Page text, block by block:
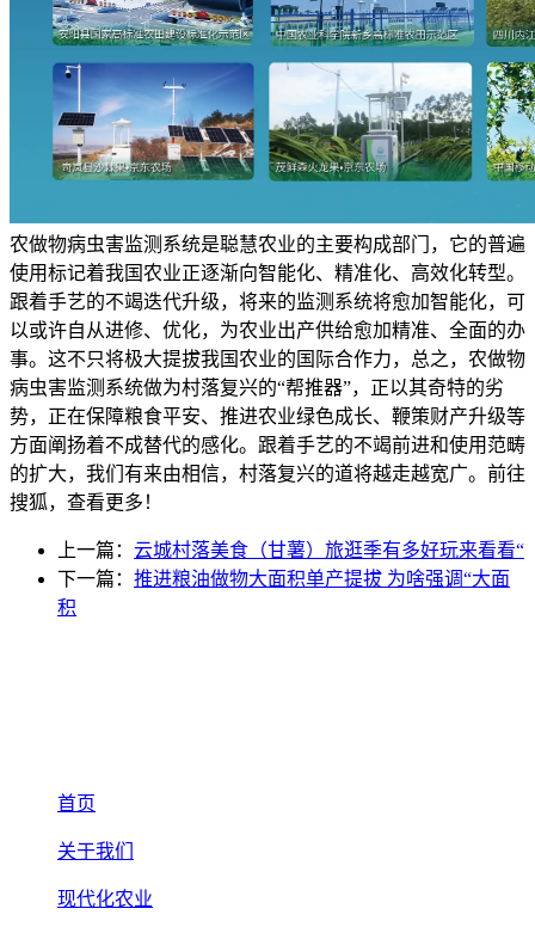
农做物病虫害监测系统是聪慧农业的主要构成部门，它的普遍
使用标记着我国农业正逐渐向智能化、精准化、高效化转型。
跟着手艺的不竭迭代升级，将来的监测系统将愈加智能化，可
以或许自从进修、优化，为农业出产供给愈加精准、全面的办
事。这不只将极大提拔我国农业的国际合作力，总之，农做物
病虫害监测系统做为村落复兴的“帮推器”，正以其奇特的劣
势，正在保障粮食平安、推进农业绿色成长、鞭策财产升级等
方面阐扬着不成替代的感化。跟着手艺的不竭前进和使用范畴
的扩大，我们有来由相信，村落复兴的道将越走越宽广。前往
搜狐，查看更多！
上一篇： 云城村落美食（甘薯）旅逛季有多好玩来看看“
下一篇： 推进粮油做物大面积单产提拔 为啥强调“大面
积
首页
关于我们
现代化农业